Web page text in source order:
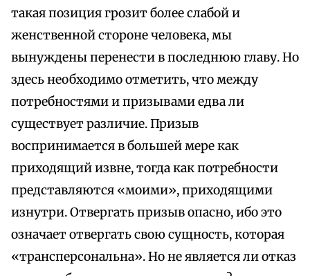
такая позиция грозит более слабой и
женственной стороне человека, мы
вынуждены перенести в последнюю главу. Но
здесь необходимо отметить, что между
потребностями и призывами едва ли
существует различие. Призыв
воспринимается в большей мере как
приходящий извне, тогда как потребности
представляются «моими», приходящими
изнутри. Отвергать призыв опасно, ибо это
означает отвергать свою сущность, которая
«трансперсональна». Но не является ли отказ